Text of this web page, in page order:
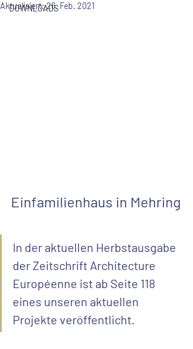
DOWNLOADS
Aktualisiert:26. Feb. 2021
Einfamilienhaus in Mehring
In der aktuellen Herbstausgabe
der Zeitschrift Architecture
Européenne ist ab Seite 118
eines unseren aktuellen
Projekte veröffentlicht.